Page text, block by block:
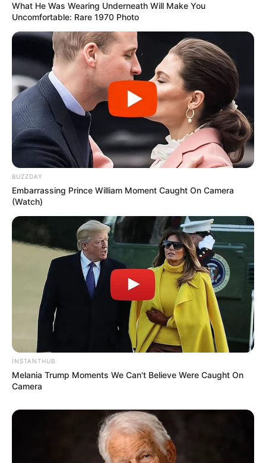
What He Was Wearing Underneath Will Make You
Uncomfortable: Rare 1970 Photo
BUZZDAY
Embarrassing Prince William Moment Caught On Camera
(Watch)
INSTANTHUB
Melania Trump Moments We Can't Believe Were Caught On
Camera